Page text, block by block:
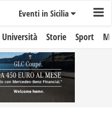
Eventi in Sicilia
Università Storie Sport